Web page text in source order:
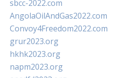
sbcc-2022.com
AngolaOilAndGas2022.com
Convoy4Freedom2022.com
grur2023.org
hkhk2023.org
napm2023.org